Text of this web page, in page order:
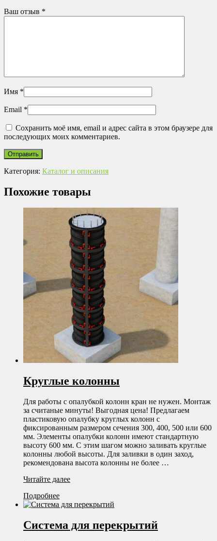
Ваш отзыв *
Имя *
Email *
Сохранить моё имя, email и адрес сайта в этом браузере для
последующих моих комментариев.
Категория: Каталог и описания
Похожие товары
Круглые колонны
Для работы с опалубкой колонн кран не нужен. Монтаж
за считаные минуты! Выгодная цена! Предлагаем
пластиковую опалубку круглых колонн с
фиксированным размером сечения 300, 400, 500 или 600
мм. Элементы опалубки колонн имеют стандартную
высоту 600 мм. С этим шагом можно заливать круглые
колонны любой высоты. Для заливки в один заход,
рекомендована высота колонны не более …
Круглые
Читайте далее
Подробнее
Система для перекрытий